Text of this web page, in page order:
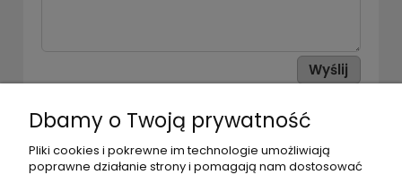
Wyślij
POMOC
Dbamy o Twoją prywatność
Pliki cookies i pokrewne im technologie umożliwiają
poprawne działanie strony i pomagają nam dostosować